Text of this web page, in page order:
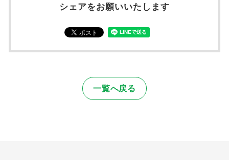
シェアをお願いいたします
一覧へ戻る